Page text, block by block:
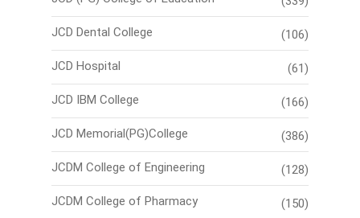
JCD Dental College (106)
JCD Hospital (61)
JCD IBM College (166)
JCD Memorial(PG)College (386)
JCDM College of Engineering (128)
JCDM College of Pharmacy (150)